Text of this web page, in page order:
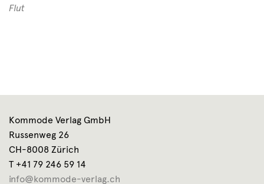
Flut
Kommode Verlag GmbH
Russenweg 26
CH-8008 Zürich
T +41 79 246 59 14
info@kommode-verlag.ch